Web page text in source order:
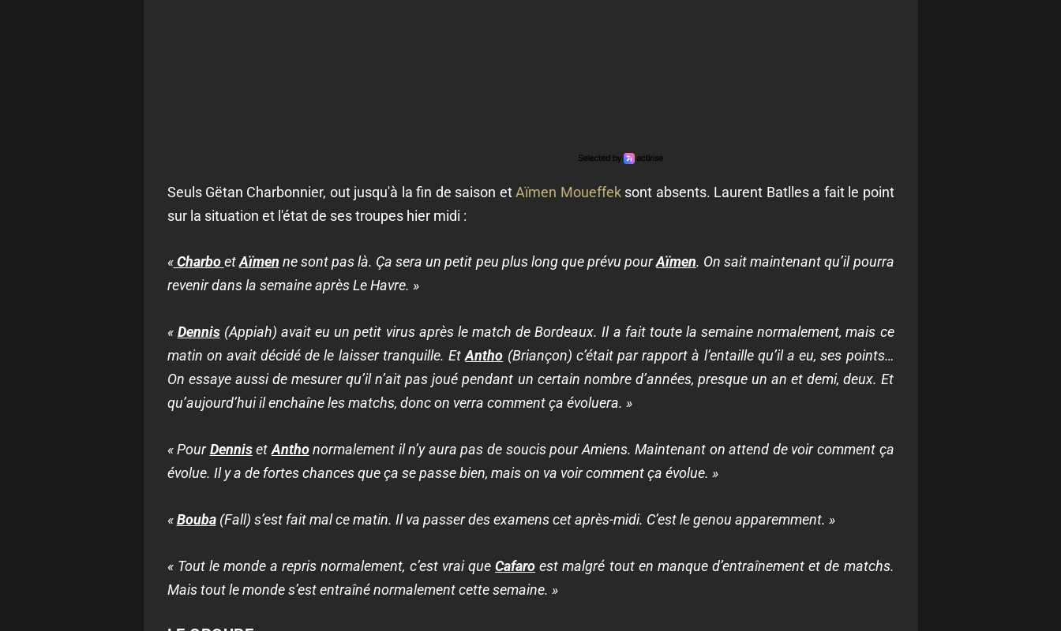
Seuls Gëtan Charbonnier, out jusqu'à la fin de saison etAïmen Moueffeksont absents. Laurent Batlles a fait le point
sur la situation et l'état de ses troupes hier midi :
«Charbo etAïmen ne sont pas là. Ça sera un petit peu plus long que prévu pourAïmen. On sait maintenant qu’il pourra
revenir dans la semaine après Le Havre. »
« Dennis(Appiah) avait eu un petit virus après le match de Bordeaux. Il a fait toute la semaine normalement, mais ce
matin on avait décidé de le laisser tranquille. EtAntho (Briançon) c’était par rapport à l’entaille qu’il a eu, ses points…
On essaye aussi de mesurer qu’il n’ait pas joué pendant un certain nombre d’années, presque un an et demi, deux. Et
qu’aujourd’hui il enchaîne les matchs, donc on verra comment ça évoluera. »
« PourDennisetAnthonormalement il n’y aura pas de soucis pour Amiens. Maintenant on attend de voir comment ça
évolue. Il y a de fortes chances que ça se passe bien, mais on va voir comment ça évolue. »
«Bouba(Fall) s’est fait mal ce matin. Il va passer des examens cet après-midi. C’est le genou apparemment. »
« Tout le monde a repris normalement, c’est vrai queCafaro est malgré tout en manque d’entraînement et de matchs.
Mais tout le monde s’est entraîné normalement cette semaine. »